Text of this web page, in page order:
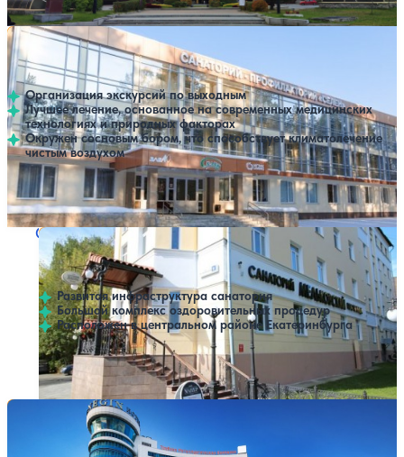
Санаторий Селен
4.615 отзывов
Екатеринбург
Организация экскурсий по выходным
Лучшее лечение, основанное на современных медицинских
технологиях и природных факторах
Окружен сосновым бором, что способствует климатолечение
чистым воздухом
Профилей лечения:6 Крытый бассейн SPA
Нет цен или свободных мест на выбранные даты
Выбрать другой вариант
Санаторий Мельковский
4.255 отзывов
Екатеринбург
Развитая инфраструктура санатория
Большой комплекс оздоровительных процедур
Расположен в центральном районе Екатеринбурга
Профилей лечения:5 SPA
Нет цен или свободных мест на выбранные даты
Выбрать другой вариант
Отель Онегин
223 отзыва
Екатеринбург
Нет цен или свободных мест на выбранные даты
Выбрать другой вариант